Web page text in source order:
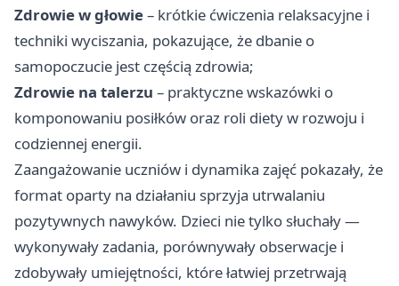
Zdrowie w głowie– krótkie ćwiczenia relaksacyjne i
techniki wyciszania, pokazujące, że dbanie o
samopoczucie jest częścią zdrowia;
Zdrowie na talerzu – praktyczne wskazówki o
komponowaniu posiłków oraz roli diety w rozwoju i
codziennej energii.
Zaangażowanie uczniów i dynamika zajęć pokazały, że
format oparty na działaniu sprzyja utrwalaniu
pozytywnych nawyków. Dzieci nie tylko słuchały —
wykonywały zadania, porównywały obserwacje i
zdobywały umiejętności, które łatwiej przetrwają